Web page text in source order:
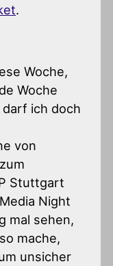
.
Woche,
Woche
ich doch
von
Stuttgart
Night
mal sehen,
mache,
unsicher